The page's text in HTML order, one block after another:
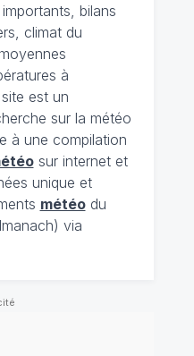
bilans
climat du
à
est un
sur la météo
à une compilation
sur internet et
unique et
météodu
via